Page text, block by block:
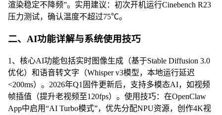
渲染稳定不降频”。实用建议：初次开机运行Cinebench R23
压力测试，确认温度不超过75℃。
二、AI功能详解与系统使用技巧
1、核心AI功能包括实时图像生成（基于Stable Diffusion 3.0
优化）和语音转文字（Whisper v3模型，本地运行延迟
<200ms）。2026年Q1固件更新后，支持多模态AI，如视频
帧插值（提升老视频至120fps）。使用技巧：在OpenClaw
App中启用“AI Turbo模式”，优先分配NPU资源，创作4K视